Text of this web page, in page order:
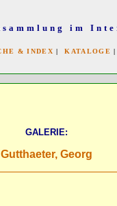
im
& INDEX |KATALOGE
GALERIE:
Gutthaeter, Georg